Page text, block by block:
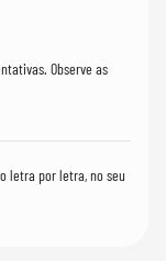
Observe as
letra por letra, no seu